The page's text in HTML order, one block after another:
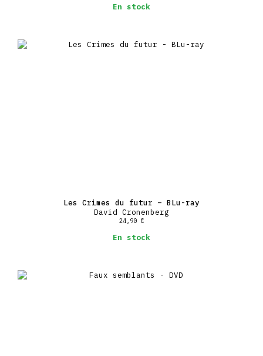
En stock
Les Crimes du futur – BLu-ray
David Cronenberg
24,90 €
En stock